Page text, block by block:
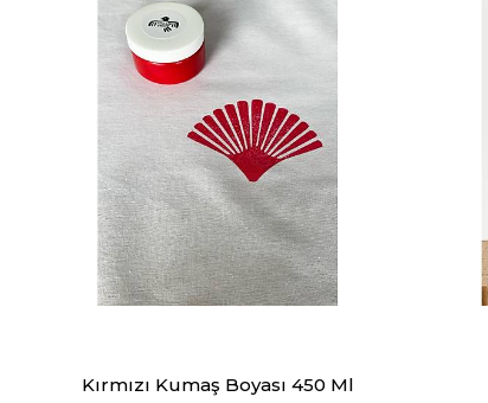
Kırmızı Kumaş Boyası 450 Ml